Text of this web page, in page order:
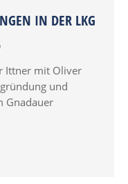
IN DER LKG
Ittner mit Oliver
und
Gnadauer